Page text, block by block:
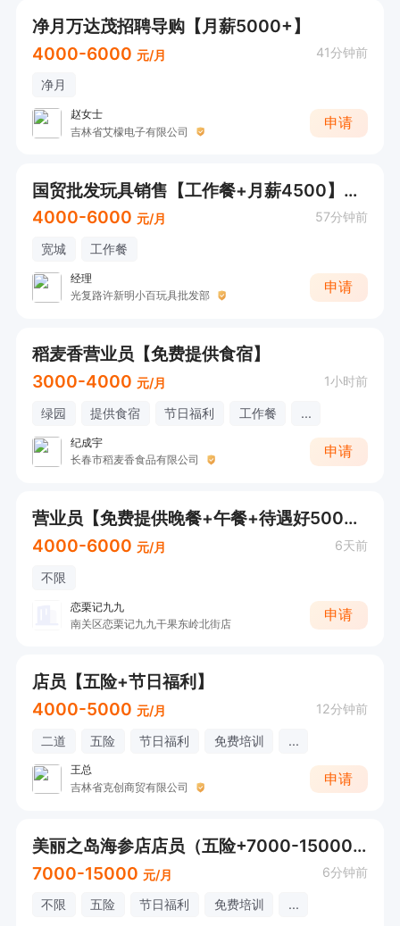
净月万达茂招聘导购【月薪5000+】
4000-6000 元/月 41分钟前
净月
赵女士
吉林省艾檬电子有限公司
申请
国贸批发玩具销售【工作餐+月薪4500】感兴趣直接电话联系
4000-6000 元/月 57分钟前
宽城 工作餐
经理
光复路许新明小百玩具批发部
申请
稻麦香营业员【免费提供食宿】
3000-4000 元/月 1小时前
绿园 提供食宿 节日福利 工作餐 ...
纪成宇
长春市稻麦香食品有限公司
申请
营业员【免费提供晚餐+午餐+待遇好5000+】
4000-6000 元/月 6天前
不限
恋栗记九九
南关区恋栗记九九干果东岭北街店
申请
店员【五险+节日福利】
4000-5000 元/月 12分钟前
二道 五险 节日福利 免费培训 ...
王总
吉林省克创商贸有限公司
申请
美丽之岛海参店店员（五险+7000-15000）
7000-15000 元/月 6分钟前
不限 五险 节日福利 免费培训 ...